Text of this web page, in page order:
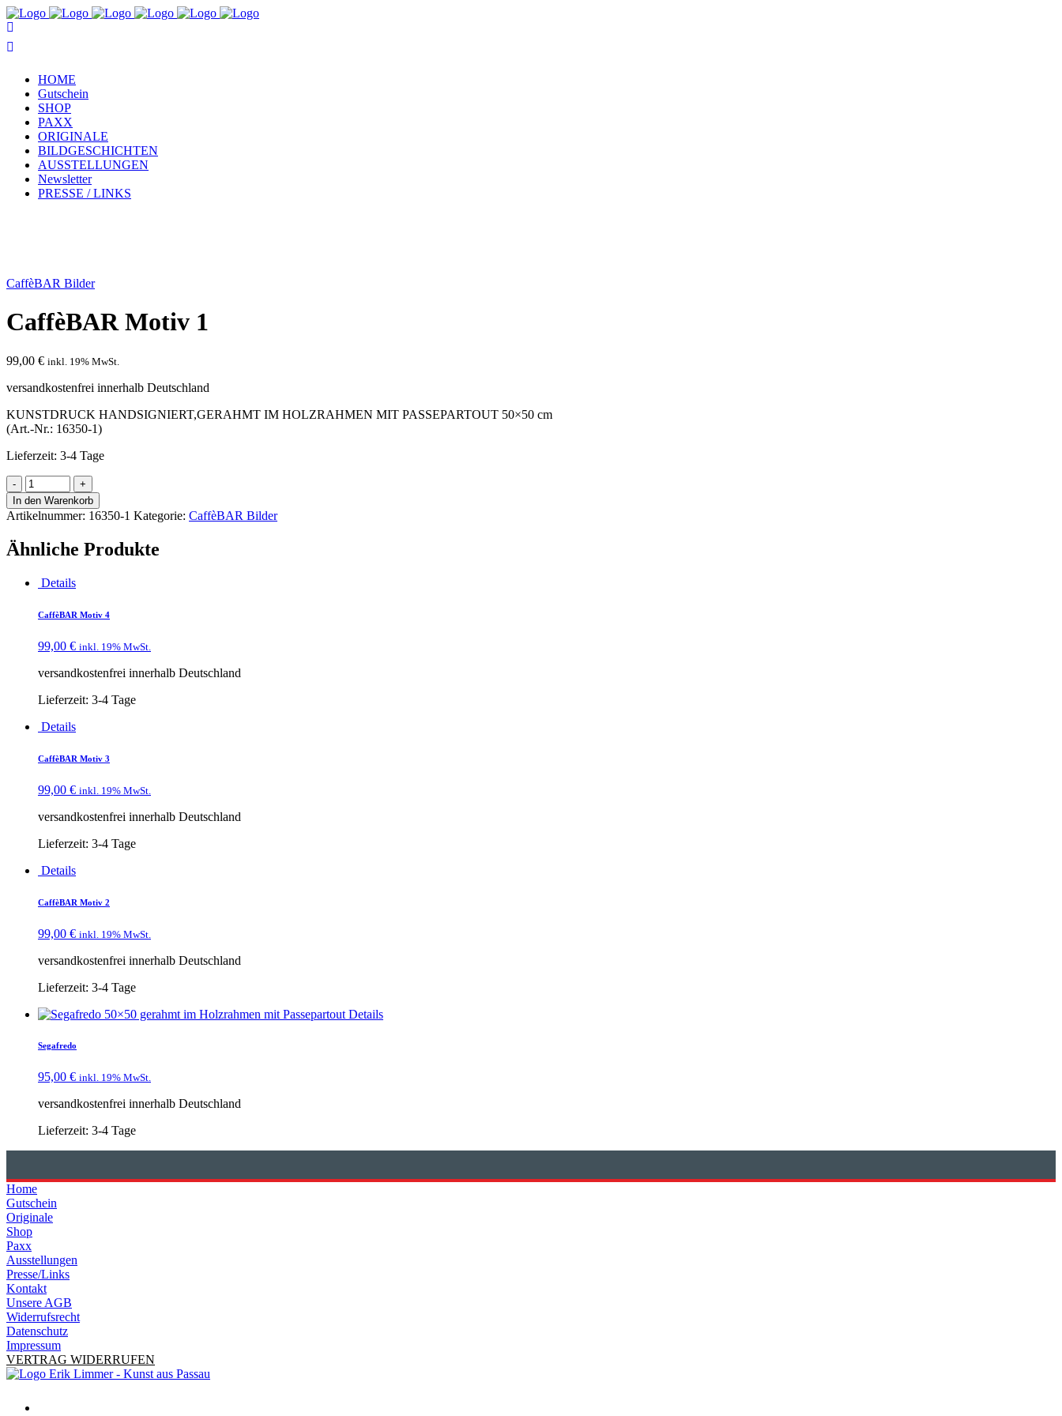
HOME
Gutschein
SHOP
PAXX
ORIGINALE
BILDGESCHICHTEN
AUSSTELLUNGEN
Newsletter
PRESSE / LINKS
CaffèBAR Bilder
CaffèBAR Motiv 1
99,00 € inkl. 19% MwSt.
versandkostenfrei innerhalb Deutschland
KUNSTDRUCK HANDSIGNIERT,GERAHMT IM HOLZRAHMEN MIT PASSEPARTOUT 50×50 cm
(Art.-Nr.: 16350-1)
Lieferzeit: 3-4 Tage
In den Warenkorb
Artikelnummer: 16350-1 Kategorie: CaffèBAR Bilder
Ähnliche Produkte
Details
CaffèBAR Motiv 4
99,00 € inkl. 19% MwSt.
versandkostenfrei innerhalb Deutschland
Lieferzeit: 3-4 Tage
Details
CaffèBAR Motiv 3
99,00 € inkl. 19% MwSt.
versandkostenfrei innerhalb Deutschland
Lieferzeit: 3-4 Tage
Details
CaffèBAR Motiv 2
99,00 € inkl. 19% MwSt.
versandkostenfrei innerhalb Deutschland
Lieferzeit: 3-4 Tage
Details
Segafredo
95,00 € inkl. 19% MwSt.
versandkostenfrei innerhalb Deutschland
Lieferzeit: 3-4 Tage
Home
Gutschein
Originale
Shop
Paxx
Ausstellungen
Presse/Links
Kontakt
Unsere AGB
Widerrufsrecht
Datenschutz
Impressum
VERTRAG WIDERRUFEN